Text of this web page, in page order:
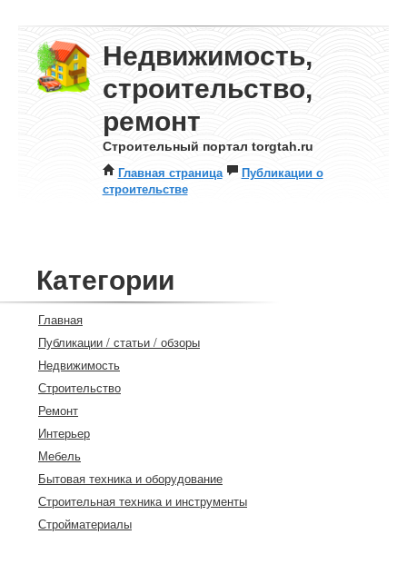
Недвижимость,
строительство,
ремонт
Строительный портал torgtah.ru
Главная страница
Публикации о
строительстве
Категории
Главная
Публикации / статьи / обзоры
Недвижимость
Строительство
Ремонт
Интерьер
Мебель
Бытовая техника и оборудование
Строительная техника и инструменты
Стройматериалы